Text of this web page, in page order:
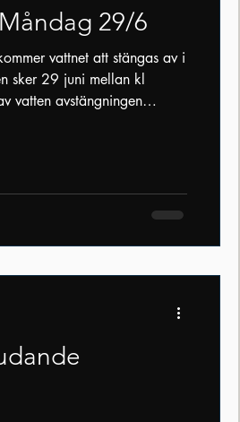
29/6
vattnet att stängas av i
sker 29 juni mellan kl
vatten avstängningen